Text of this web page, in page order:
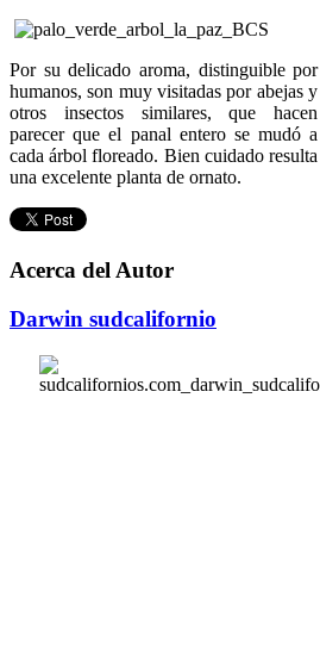
Por su delicado aroma, distinguible por
humanos, son muy visitadas por abejas y
otros insectos similares, que hacen
parecer que el panal entero se mudó a
cada árbol floreado. Bien cuidado resulta
una excelente planta de ornato.
Acerca del Autor
Darwin sudcalifornio